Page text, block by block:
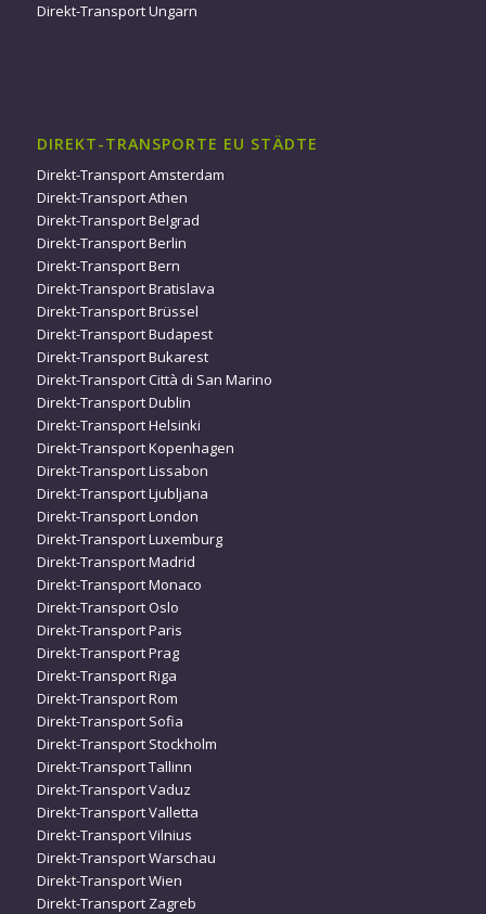
Direkt-Transport Ungarn
DIREKT-TRANSPORTE EU STÄDTE
Direkt-Transport Amsterdam
Direkt-Transport Athen
Direkt-Transport Belgrad
Direkt-Transport Berlin
Direkt-Transport Bern
Direkt-Transport Bratislava
Direkt-Transport Brüssel
Direkt-Transport Budapest
Direkt-Transport Bukarest
Direkt-Transport Città di San Marino
Direkt-Transport Dublin
Direkt-Transport Helsinki
Direkt-Transport Kopenhagen
Direkt-Transport Lissabon
Direkt-Transport Ljubljana
Direkt-Transport London
Direkt-Transport Luxemburg
Direkt-Transport Madrid
Direkt-Transport Monaco
Direkt-Transport Oslo
Direkt-Transport Paris
Direkt-Transport Prag
Direkt-Transport Riga
Direkt-Transport Rom
Direkt-Transport Sofia
Direkt-Transport Stockholm
Direkt-Transport Tallinn
Direkt-Transport Vaduz
Direkt-Transport Valletta
Direkt-Transport Vilnius
Direkt-Transport Warschau
Direkt-Transport Wien
Direkt-Transport Zagreb